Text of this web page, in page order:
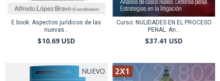
E book: Aspectos jurídicos de las
nuevas...
$10.69 USD
Curso: NULIDADES EN EL PROCESO
PENAL. An...
$37.41 USD
NUEVO 2X1